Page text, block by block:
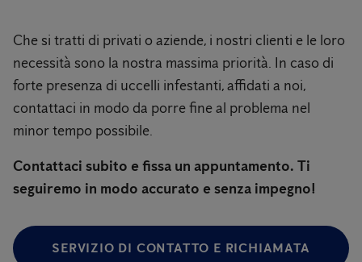
Che si tratti di privati ​​o aziende, i nostri clienti e le loro
necessità sono la nostra massima priorità. In caso di
forte presenza di uccelli infestanti, affidati a noi,
contattaci in modo da porre fine al problema nel
minor tempo possibile.
Contattaci subito e fissa un appuntamento. Ti
seguiremo in modo accurato e senza impegno!
SERVIZIO DI CONTATTO E RICHIAMATA